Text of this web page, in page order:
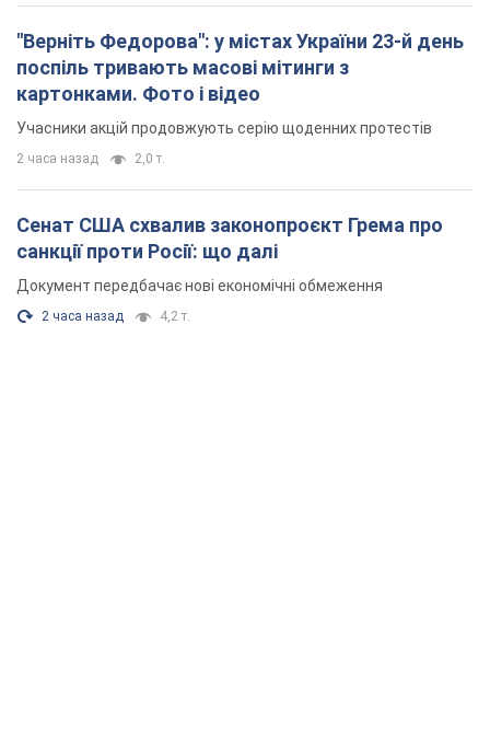
"Верніть Федорова": у містах України 23-й день
поспіль тривають масові мітинги з
картонками. Фото і відео
Учасники акцій продовжують серію щоденних протестів
2 часа назад 2,0 т.
Сенат США схвалив законопроєкт Грема про
санкції проти Росії: що далі
Документ передбачає нові економічні обмеження
2 часа назад 4,2 т.